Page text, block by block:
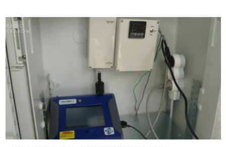
Wachlarz rozwiązań jest całkiem spory,
począwszy od dalszych dopłat do wymiany
pieców, a skończywszy na... częstszym myciu ulic.